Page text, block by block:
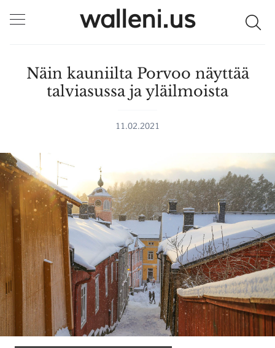
walleni.us
Näin kauniilta Porvoo näyttää
talviasussa ja yläilmoista
11.02.2021